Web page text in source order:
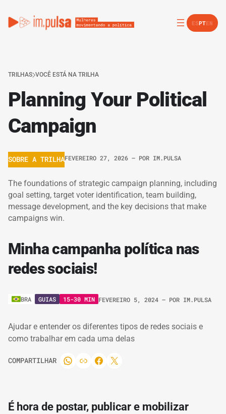
ESPTEN
TRILHAS VOCÊ ESTÁ NA TRILHA
Planning Your Political
Campaign
SOBRE A TRILHAFEVEREIRO 27, 2026 – POR IM.PULSA
The foundations of strategic campaign planning, including
goal setting, target voter identification, team building,
message development, and the key decisions that make
campaigns win.
Minha campanha política nas
redes sociais!
BRA GUIAS 15-30 MIN FEVEREIRO 5, 2024 – POR IM.PULSA
Ajudar e entender os diferentes tipos de redes sociais e
como trabalhar em cada uma delas
COMPARTILHAR
É hora de postar, publicar e mobilizar